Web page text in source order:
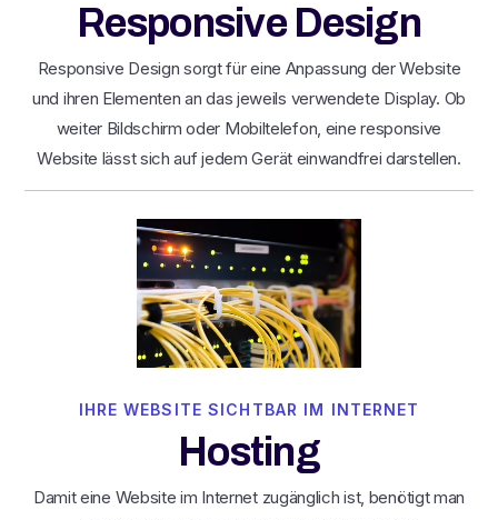
Responsive Design
Responsive Design sorgt für eine Anpassung der Website
und ihren Elementen an das jeweils verwendete Display. Ob
weiter Bildschirm oder Mobiltelefon, eine responsive
Website lässt sich auf jedem Gerät einwandfrei darstellen.
IHRE WEBSITE SICHTBAR IM INTERNET
Hosting
Damit eine Website im Internet zugänglich ist, benötigt man